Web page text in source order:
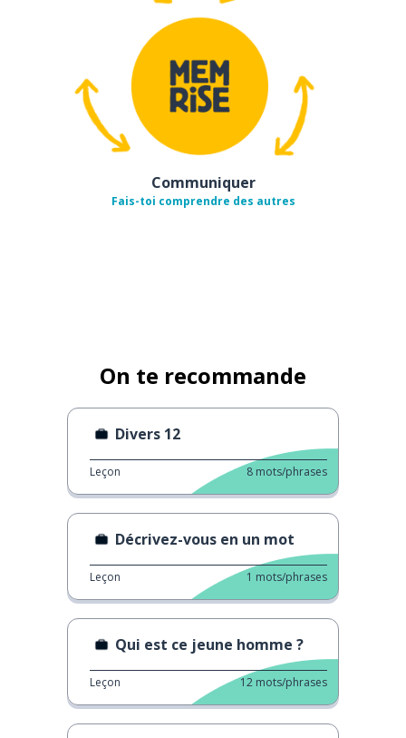
Communiquer
Fais-toi comprendre des autres
On te recommande
Divers 12
Leçon 8 mots/phrases
Décrivez-vous en un mot
Leçon 1 mots/phrases
Qui est ce jeune homme ?
Leçon 12 mots/phrases